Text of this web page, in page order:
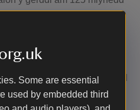
Some are essential
used by embedded third
Genedlaethol ar
ymwelwyr a bydd
Cory i'w gweld hefyd.
gasgliadau gwreiddiol sydd
yn 2018.